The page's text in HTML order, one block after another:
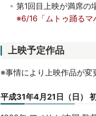
第1回目上映が満席の
※6/16「ムトゥ踊るマ
上映予定作品
※事情により上映作品が変
平成31年4月21日（日）